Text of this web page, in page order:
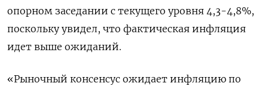
опорном заседании с текущего уровня 4,3-4,8%,
поскольку увидел, что фактическая инфляция
идет выше ожиданий.
«Рыночный консенсус ожидает инфляцию по